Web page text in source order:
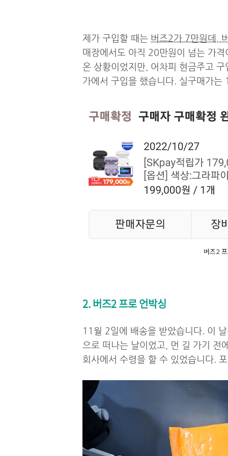
제가 구입할 때는 버즈2가 7만원데,
매장에서도 아직 20만원이 넘는 가
온 상황이었지만, 어차피 현금주고
가에서 구입을 했습니다. 실구매가
버즈2
2. 버즈2 프로 언박싱
11월 2일에 배송을 받았습니다. 이
으로 떠나는 날이었고, 먼 길 가기 전
회사에서 수령을 할 수 있었습니다.